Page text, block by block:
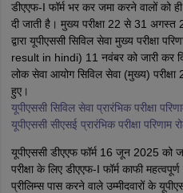
डीएएफ-I फॉर्म भर कर जमा करने वालों को
दी जाती है। मुख्य परीक्षा 22 से 31
द्वारा यूपीएससी सिविल सेवा मुख्य परीक्षा
result in hindi) 11 नवंबर को जारी कर
लोक सेवा आयोग सिविल सेवा (मुख्य)
हुए।
यूपीएससी सिविल सेवा प्रारंभिक परीक्षा
यूपीएससी सीएसई प्रारंभिक परीक्षा
यूपीएससी डीएएफ फॉर्म 16 जून 2025 को
परीक्षा के लिए डीएएफ-I फॉर्म काफी
प्रीलिम्स पास करने वाले उम्मीदवारों के